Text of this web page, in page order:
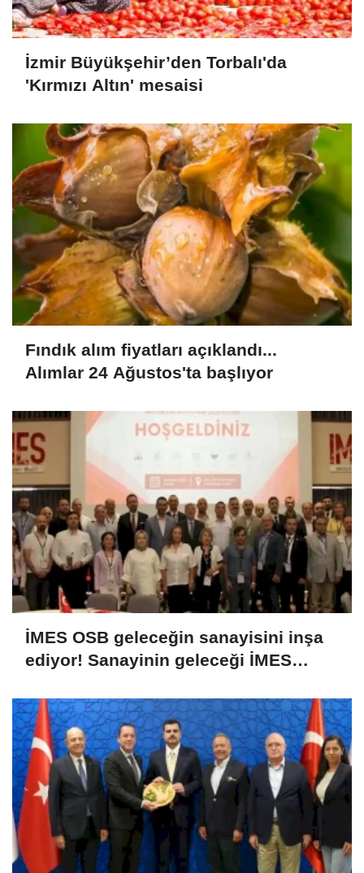
İzmir Büyükşehir’den Torbalı'da
'Kırmızı Altın' mesaisi
Fındık alım fiyatları açıklandı...
Alımlar 24 Ağustos'ta başlıyor
İMES OSB geleceğin sanayisini inşa
ediyor! Sanayinin geleceği İMES